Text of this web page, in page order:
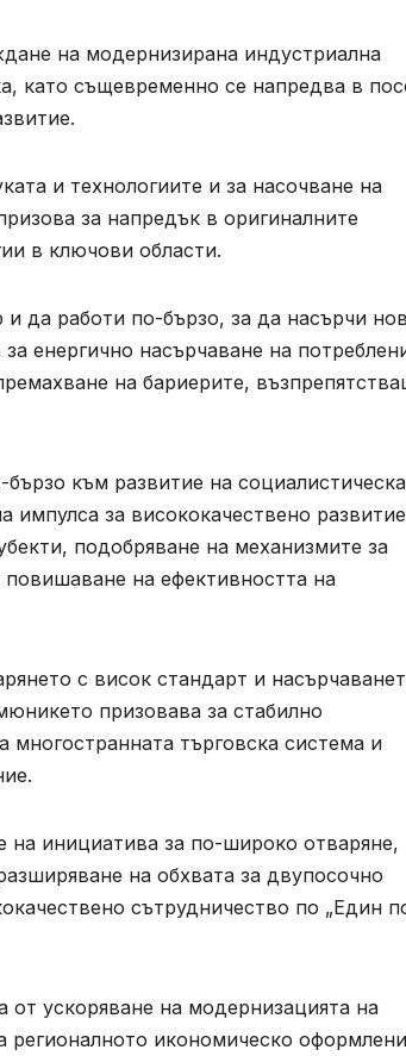
на модернизирана индустриална
като същевременно се напредва в
и технологиите и за насочване на
за напредък в оригиналните
в ключови области.
да работи по-бързо, за да насърчи
енергично насърчаване на
на бариерите,
към развитие на социалистическа
импулса за висококачествено развитие
подобряване на механизмите за
на ефективността на
с висок стандарт и
призовава за стабилно
търговска система и
на инициатива за по-широко отваряне,
на обхвата за двупосочно
сътрудничество по „Един
ускоряване на модернизацията на
регионалното икономическо